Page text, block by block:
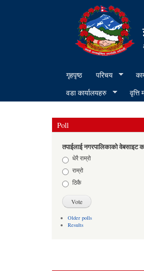
गृहपृष्ठ परिचय
वडा कार्यालयहरु
वृत्ति
Poll
तपाईलाई नगरपालिकाको वेबसाइट
Choicesधेरै राम्रो
राम्रो
ठिकै
Older polls
Results